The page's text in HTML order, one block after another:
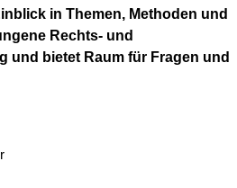
in Themen, Methoden und
Rechts- und
und bietet Raum für Fragen und